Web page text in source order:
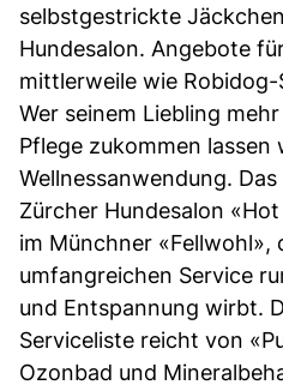
selbstgestrickte
Hundesalon. Angebote
mittlerweile wie Robidog-
Wer seinem Liebling
Pflege zukommen lassen
Wellnessanwendung.
Zürcher Hundesalon
im Münchner «Fellwohl»,
umfangreichen Service
und Entspannung wirbt.
Serviceliste reicht von
Ozonbad und